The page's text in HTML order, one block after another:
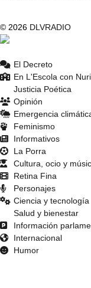
© 2026 DLVRADIO
El Decreto
En L'Escola con
Justicia Poética
Opinión
Emergencia
Feminismo
Informativos
La Porra
Cultura, ocio y
Retina Fina
Personajes
Ciencia y tecnología
Salud y bienestar
Información
Internacional
Humor